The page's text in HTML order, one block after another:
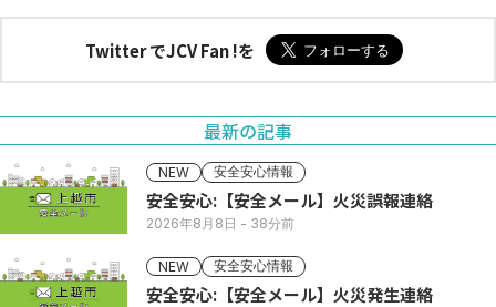
Twitter でJCV Fan !を
最新の記事
NEW 安全安心情報
安全安心:【安全メール】火災誤報連絡
2026年8月8日 - 38分前
NEW 安全安心情報
安全安心:【安全メール】火災発生連絡